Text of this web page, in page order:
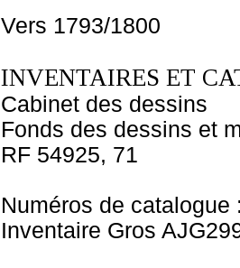
Vers 1793/1800
INVENTAIRES ET
Cabinet des dessins
Fonds des dessins et
RF 54925, 71
Numéros de catalogue
Inventaire Gros